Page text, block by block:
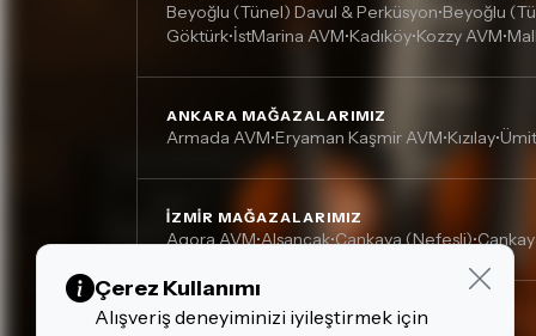
Beyoğlu (Tünel) Davul & Perküsyon•Beyoğlu
Göktürk•İstMarina AVM•Kadıköy•Kozzy AVM•
ANKARA MAĞAZALARIMIZ
Armada AVM•Eryaman Kaşmir AVM•Kızılay•
İZMIR MAĞAZALARIMIZ
Agora AVM•Alsancak•Çankaya (Nefesli)•
DIĞER MAĞAZALARIMIZ
Çerez Kullanımı
Alışveriş deneyiminizi iyileştirmek için